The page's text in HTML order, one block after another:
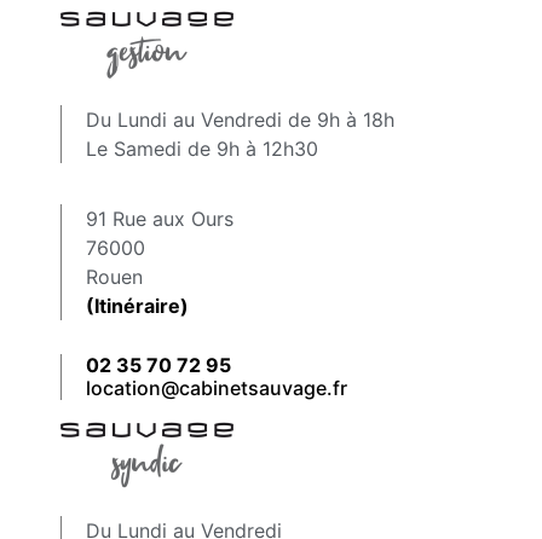
Du Lundi au Vendredi de 9h à 18h
Le Samedi de 9h à 12h30
91 Rue aux Ours
76000
Rouen
(Itinéraire)
02 35 70 72 95
location@cabinetsauvage.fr
Du Lundi au Vendredi